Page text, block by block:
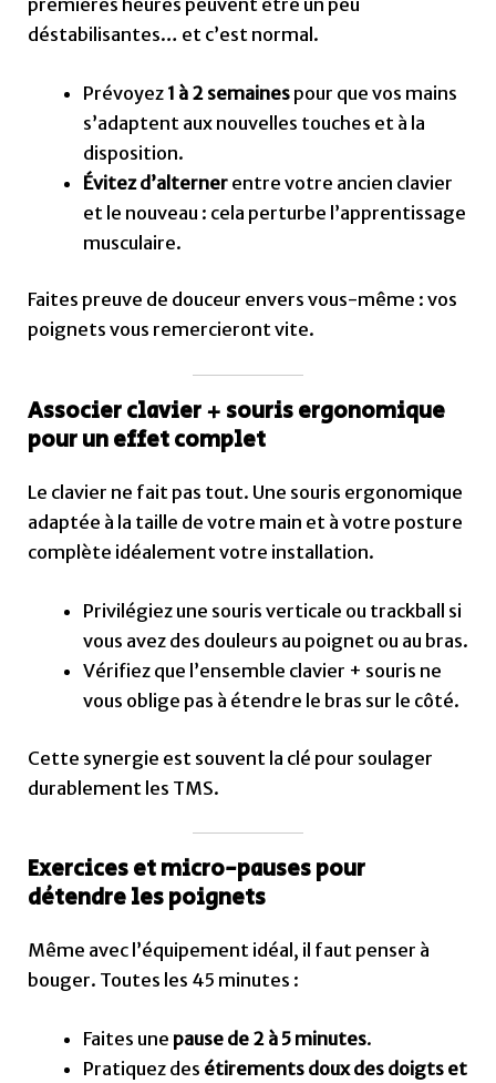
déstabilisantes… et c’est normal.
Prévoyez 1 à 2 semainespour que vos mains
s’adaptent aux nouvelles touches et à la
disposition.
Évitez d’alternerentre votre ancien clavier
et le nouveau : cela perturbe l’apprentissage
musculaire.
Faites preuve de douceur envers vous-même : vos
poignets vous remercieront vite.
Associer clavier + souris ergonomique
pour un effet complet
Le clavier ne fait pas tout. Une souris ergonomique
adaptée à la taille de votre main et à votre posture
complète idéalement votre installation.
Privilégiez une souris verticale ou trackball si
vous avez des douleurs au poignet ou au bras.
Vérifiez que l’ensemble clavier + souris ne
vous oblige pas à étendre le bras sur le côté.
Cette synergie est souvent la clé pour soulager
durablement les TMS.
Exercices et micro-pauses pour
détendre les poignets
Même avec l’équipement idéal, il faut penser à
bouger. Toutes les 45 minutes :
Faites une pause de 2 à 5 minutes.
Pratiquez des étirements doux des doigts et